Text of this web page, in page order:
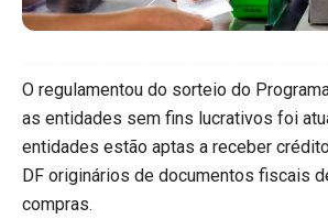
O regulamentou do sorteio do
as entidades sem fins lucrativos foi
entidades estão aptas a receber
DF originários de documentos fiscais
compras.